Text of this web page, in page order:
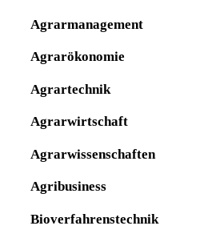
Agrarmanagement
Agrarökonomie
Agrartechnik
Agrarwirtschaft
Agrarwissenschaften
Agribusiness
Bioverfahrenstechnik